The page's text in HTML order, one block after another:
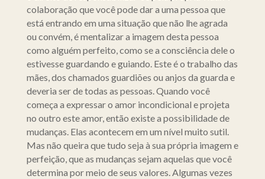
colaboração que você pode dar a uma pessoa que
está entrando em uma situação que não lhe agrada
ou convém, é mentalizar a imagem desta pessoa
como alguém perfeito, como se a consciência dele o
estivesse guardando e guiando. Este é o trabalho das
mães, dos chamados guardiões ou anjos da guarda e
deveria ser de todas as pessoas. Quando você
começa a expressar o amor incondicional e projeta
no outro este amor, então existe a possibilidade de
mudanças. Elas acontecem em um nível muito sutil.
Mas não queira que tudo seja à sua própria imagem e
perfeição, que as mudanças sejam aquelas que você
determina por meio de seus valores. Algumas vezes